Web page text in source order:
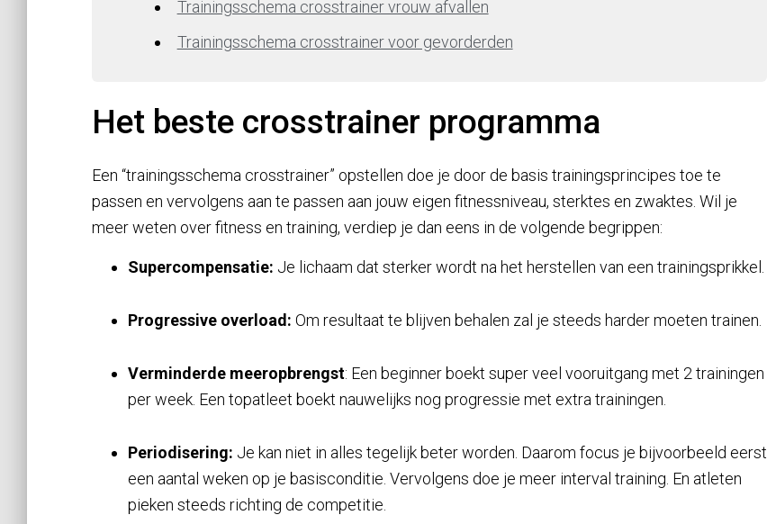
Trainingsschema crosstrainer vrouw afvallen
Trainingsschema crosstrainer voor gevorderden
Het beste crosstrainer programma
Een “trainingsschema crosstrainer” opstellen doe je door de basis trainingsprincipes toe te
passen en vervolgens aan te passen aan jouw eigen fitnessniveau, sterktes en zwaktes. Wil je
meer weten over fitness en training, verdiep je dan eens in de volgende begrippen:
Supercompensatie: Je lichaam dat sterker wordt na het herstellen van een trainingsprikkel.
Progressive overload: Om resultaat te blijven behalen zal je steeds harder moeten trainen.
Verminderde meeropbrengst: Een beginner boekt super veel vooruitgang met 2 trainingen
per week. Een topatleet boekt nauwelijks nog progressie met extra trainingen.
Periodisering: Je kan niet in alles tegelijk beter worden. Daarom focus je bijvoorbeeld eerst
een aantal weken op je basisconditie. Vervolgens doe je meer interval training. En atleten
pieken steeds richting de competitie.